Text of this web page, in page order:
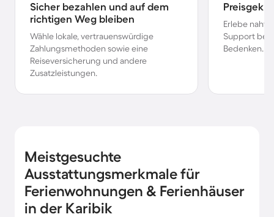
Sicher bezahlen und auf dem
richtigen Weg bleiben
Wähle lokale, vertrauenswürdige
Zahlungsmethoden sowie eine
Reiseversicherung und andere
Zusatzleistungen.
Erlebe
Support bei
Bedenken.
Meistgesuchte
Ausstattungsmerkmale für
Ferienwohnungen & Ferienhäuser
in der Karibik